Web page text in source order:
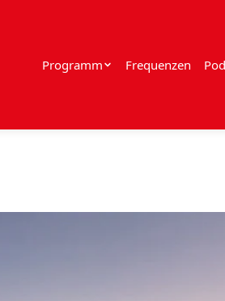
Programm Frequenzen